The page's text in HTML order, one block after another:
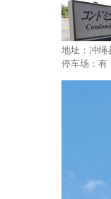
地址：冲绳
停车场：有